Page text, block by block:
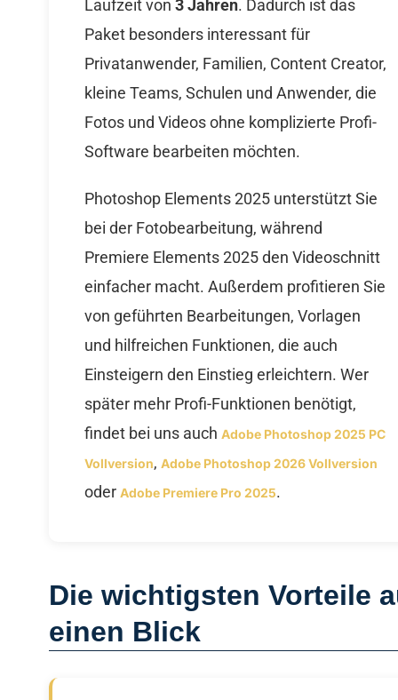
Laufzeit von 3 Jahren. Dadurch ist das
Paket besonders interessant für
Privatanwender, Familien, Content Creator,
kleine Teams, Schulen und Anwender, die
Fotos und Videos ohne komplizierte Profi-
Software bearbeiten möchten.
Photoshop Elements 2025 unterstützt Sie
bei der Fotobearbeitung, während
Premiere Elements 2025 den Videoschnitt
einfacher macht. Außerdem profitieren Sie
von geführten Bearbeitungen, Vorlagen
und hilfreichen Funktionen, die auch
Einsteigern den Einstieg erleichtern. Wer
später mehr Profi-Funktionen benötigt,
findet bei uns auch Adobe Photoshop 2025 PC
Vollversion, Adobe Photoshop 2026 Vollversion
oder Adobe Premiere Pro 2025.
Die wichtigsten Vorteile
einen Blick